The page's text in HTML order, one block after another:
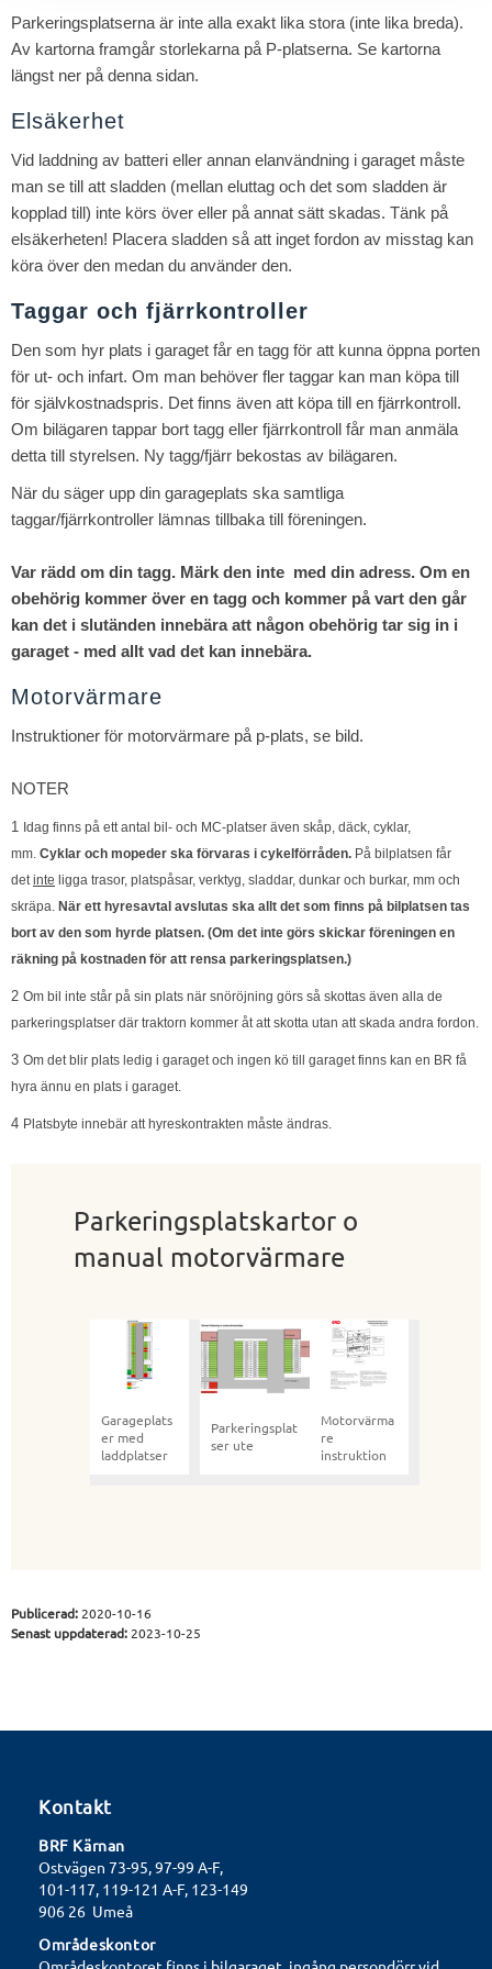
Parkeringsplatserna är inte alla exakt lika stora (inte lika breda).
Av kartorna framgår storlekarna på P-platserna. Se kartorna
längst ner på denna sidan.
Elsäkerhet
Vid laddning av batteri eller annan elanvändning i garaget måste
man se till att sladden (mellan eluttag och det som sladden är
kopplad till) inte körs över eller på annat sätt skadas. Tänk på
elsäkerheten! Placera sladden så att inget fordon av misstag kan
köra över den medan du använder den.
Taggar och fjärrkontroller
Den som hyr plats i garaget får en tagg för att kunna öppna porten
för ut- och infart. Om man behöver fler taggar kan man köpa till
för självkostnadspris. Det finns även att köpa till en fjärrkontroll.
Om bilägaren tappar bort tagg eller fjärrkontroll får man anmäla
detta till styrelsen. Ny tagg/fjärr bekostas av bilägaren.
När du säger upp din garageplats ska samtliga
taggar/fjärrkontroller lämnas tillbaka till föreningen.
Var rädd om din tagg. Märk den inte med din adress. Om en
obehörig kommer över en tagg och kommer på vart den går
kan det i slutänden innebära att någon obehörig tar sig in i
garaget - med allt vad det kan innebära.
Motorvärmare
Instruktioner för motorvärmare på p-plats, se bild.
NOTER
1 Idag finns på ett antal bil- och MC-platser även skåp, däck, cyklar,
mm. Cyklar och mopeder ska förvaras i cykelförråden. På bilplatsen får
detinte ligga trasor, platspåsar, verktyg, sladdar, dunkar och burkar, mm och
skräpa. När ett hyresavtal avslutas ska allt det som finns på bilplatsen tas
bort av den som hyrde platsen. (Om det inte görs skickar föreningen en
räkning på kostnaden för att rensa parkeringsplatsen.)
2 Om bil inte står på sin plats när snöröjning görs så skottas även alla de
parkeringsplatser där traktorn kommer åt att skotta utan att skada andra fordon.
3 Om det blir plats ledig i garaget och ingen kö till garaget finns kan en BR få
hyra ännu en plats i garaget.
4 Platsbyte innebär att hyreskontrakten måste ändras.
Parkeringsplatskartor o
manual motorvärmare
Garageplats
er med
laddplatser
Parkeringsplat
ser ute
Motorvärma
re
instruktion
Publicerad: 2020-10-16
Senast uppdaterad: 2023-10-25
Kontakt
BRF Kärnan
Ostvägen 73-95, 97-99 A-F,
101-117, 119-121 A-F, 123-149
906 26 Umeå
Områdeskontor